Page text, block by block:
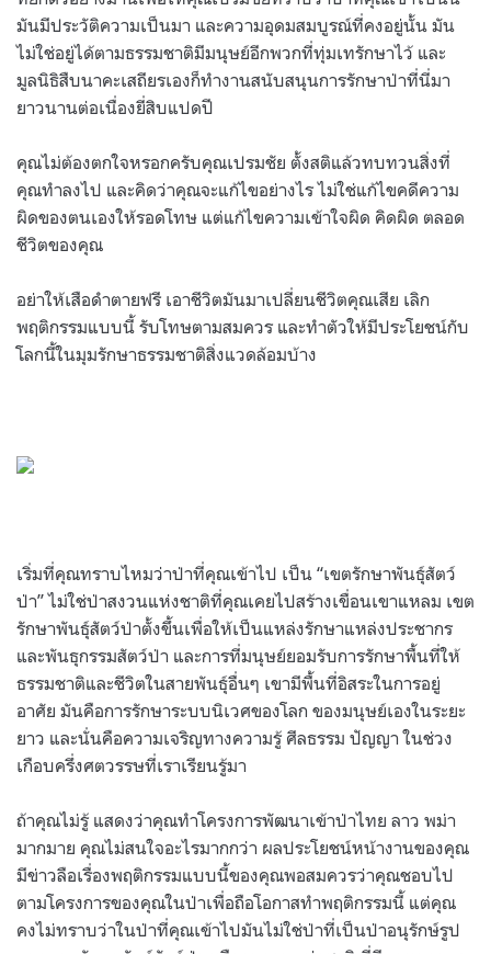
มันมีประวัติความเป็นมา และความอุดมสมบูรณ์ที่คงอยู่นั้น มัน
ไม่ใช่อยู่ได้ตามธรรมชาติมีมนุษย์อีกพวกที่ทุ่มเทรักษาไว้ และ
มูลนิธิสืบนาคะเสถียรเองก็ทำงานสนับสนุนการรักษาป่าที่นี่มา
ยาวนานต่อเนื่องยี่สิบแปดปี
คุณไม่ต้องตกใจหรอกครับคุณเปรมชัย ตั้งสติแล้วทบทวนสิ่งที่
คุณทำลงไป และคิดว่าคุณจะแก้ไขอย่างไร ไม่ใช่แก้ไขคดีความ
ผิดของตนเองให้รอดโทษ แต่แก้ไขความเข้าใจผิด คิดผิด ตลอด
ชีวิตของคุณ
อย่าให้เสือดำตายฟรี เอาชีวิตมันมาเปลี่ยนชีวิตคุณเสีย เลิก
พฤติกรรมแบบนี้ รับโทษตามสมควร และทำตัวให้มีประโยชน์กับ
โลกนี้ในมุมรักษาธรรมชาติสิ่งแวดล้อมบ้าง
เริ่มที่คุณทราบไหมว่าป่าที่คุณเข้าไป เป็น “เขตรักษาพันธุ์สัตว์
ป่า” ไม่ใช่ป่าสงวนแห่งชาติที่คุณเคยไปสร้างเขื่อนเขาแหลม เขต
รักษาพันธุ์สัตว์ป่าตั้งขึ้นเพื่อให้เป็นแหล่งรักษาแหล่งประชากร
และพันธุกรรมสัตว์ป่า และการที่มนุษย์ยอมรับการรักษาพื้นที่ให้
ธรรมชาติและชีวิตในสายพันธุ์อื่นๆ เขามีพื้นที่อิสระในการอยู่
อาศัย มันคือการรักษาระบบนิเวศของโลก ของมนุษย์เองในระยะ
ยาว และนั่นคือความเจริญทางความรู้ ศีลธรรม ปัญญา ในช่วง
เกือบครึ่งศตวรรษที่เราเรียนรู้มา
ถ้าคุณไม่รู้ แสดงว่าคุณทำโครงการพัฒนาเข้าป่าไทย ลาว พม่า
มากมาย คุณไม่สนใจอะไรมากกว่า ผลประโยชน์หน้างานของคุณ
มีข่าวลือเรื่องพฤติกรรมแบบนี้ของคุณพอสมควรว่าคุณชอบไป
ตามโครงการของคุณในป่าเพื่อถือโอกาสทำพฤติกรรมนี้ แต่คุณ
คงไม่ทราบว่าในป่าที่คุณเข้าไปมันไม่ใช่ป่าที่เป็นป่าอนุรักษ์รูป